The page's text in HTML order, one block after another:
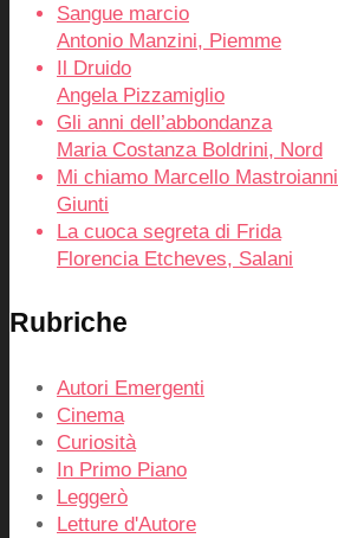
Sangue marcio
Antonio Manzini, Piemme
Il Druido
Angela Pizzamiglio
Gli anni dell’abbondanza
Maria Costanza Boldrini, Nord
Mi chiamo Marcello Mastroianni
Giunti
La cuoca segreta di Frida
Florencia Etcheves, Salani
Rubriche
Autori Emergenti
Cinema
Curiosità
In Primo Piano
Leggerò
Letture d'Autore